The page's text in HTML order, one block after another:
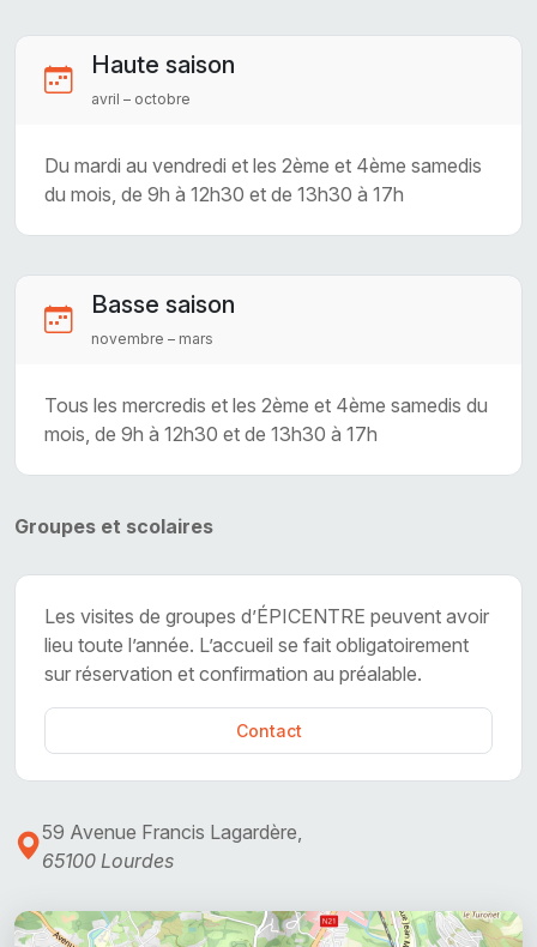
Haute saison
avril – octobre
Du mardi au vendredi et les 2ème et 4ème samedis
du mois, de 9h à 12h30 et de 13h30 à 17h
Basse saison
novembre – mars
Tous les mercredis et les 2ème et 4ème samedis du
mois, de 9h à 12h30 et de 13h30 à 17h
Groupes et scolaires
Les visites de groupes d’ÉPICENTRE peuvent avoir
lieu toute l’année. L’accueil se fait obligatoirement
sur réservation et confirmation au préalable.
Contact
59 Avenue Francis Lagardère,
65100 Lourdes